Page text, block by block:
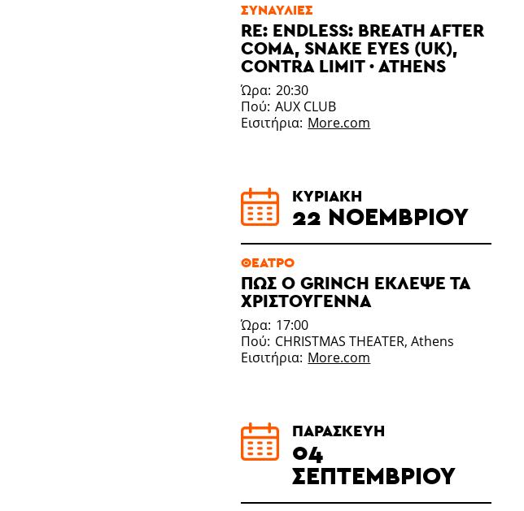
ΣΥΝΑΥΛΊΕΣ
RE: ENDLESS: BREATH AFTER
COMA, SNAKE EYES (UK),
CONTRA LIMIT · ATHENS
Ώρα 20:30
Πού AUX CLUB
Εισιτήρια More.com
ΚΥΡΙΑΚΉ
22 ΝΟΕΜΒΡΊΟΥ
ΘΈΑΤΡΟ
ΠΩΣ Ο GRINCH ΈΚΛΕΨΕ ΤΑ
ΧΡΙΣΤΟΎΓΕΝΝΑ
Ώρα 17:00
Πού CHRISTMAS THEATER, Athens
Εισιτήρια More.com
ΠΑΡΑΣΚΕΥΉ
04
ΣΕΠΤΕΜΒΡΊΟΥ